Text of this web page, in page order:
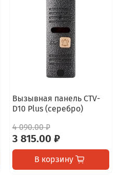
Вызывная панель CTV-
D10 Plus (серебро)
4 090.00 ₽
3 815.00 ₽
В корзину